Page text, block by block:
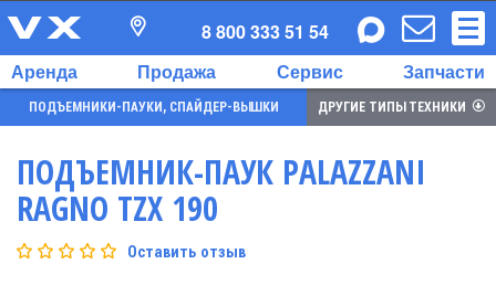
Аренда Продажа Сервис Запчасти
8 800 333 51 54
ПОДЪЕМНИКИ-ПАУКИ, СПАЙДЕР-ВЫШКИ ДРУГИЕ ТИПЫ ТЕХНИКИ
ПОДЪЕМНИК-ПАУК PALAZZANI
RAGNO TZX 190
Оставить отзыв